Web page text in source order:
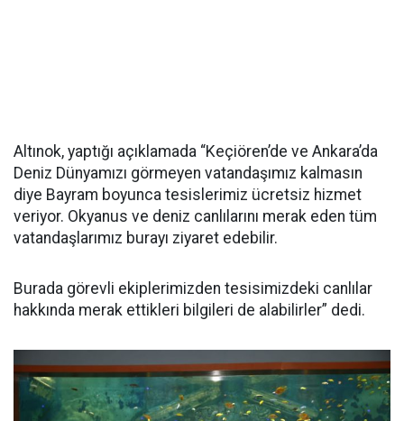
Altınok, yaptığı açıklamada “Keçiören’de ve Ankara’da
Deniz Dünyamızı görmeyen vatandaşımız kalmasın
diye Bayram boyunca tesislerimiz ücretsiz hizmet
veriyor. Okyanus ve deniz canlılarını merak eden tüm
vatandaşlarımız burayı ziyaret edebilir.
Burada görevli ekiplerimizden tesisimizdeki canlılar
hakkında merak ettikleri bilgileri de alabilirler” dedi.